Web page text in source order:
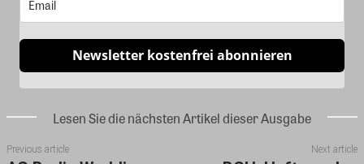
Newsletter kostenfrei abonnieren
Lesen Sie die nächsten Artikel dieser Ausgabe
Previous article Next article